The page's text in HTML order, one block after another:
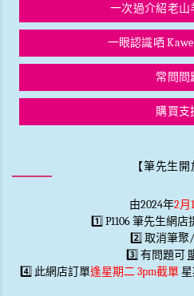
一次過介紹老山
一眼認識哂
常問問
購買支
【筆先生
由2024年2月
1️⃣ P1106 筆先生網
2️⃣ 取消筆聚
3️⃣ 有問題可
4️⃣ 此網店訂單逢星期二 3pm截單